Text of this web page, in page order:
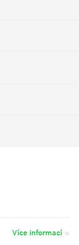
Více informací